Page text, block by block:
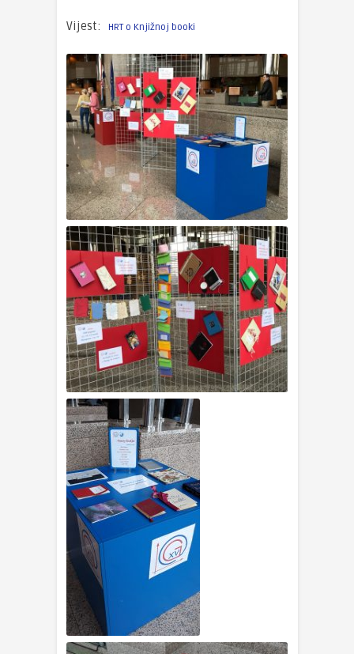
Vijest: HRT o Knjižnoj booki